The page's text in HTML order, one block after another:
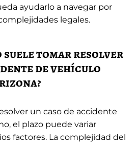
ayudarlo a navegar por
legales.
suele tomar resolver
de vehículo
un caso de accidente
el plazo puede variar
factores. La complejidad del